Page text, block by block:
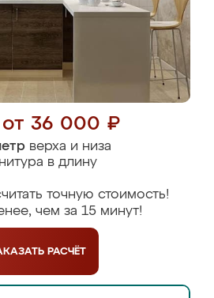
36 000 ₽
верха и низа
в длину
точную стоимость!
чем за 15 минут!
РАСЧЁТ